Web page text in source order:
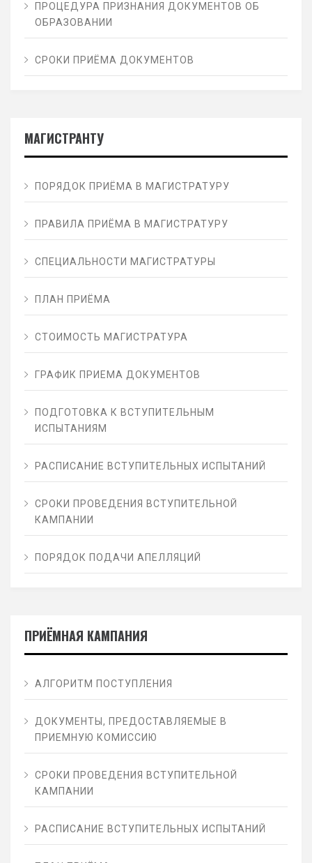
ПРОЦЕДУРА ПРИЗНАНИЯ ДОКУМЕНТОВ ОБ
ОБРАЗОВАНИИ
СРОКИ ПРИЁМА ДОКУМЕНТОВ
МАГИСТРАНТУ
ПОРЯДОК ПРИЁМА В МАГИСТРАТУРУ
ПРАВИЛА ПРИЁМА В МАГИСТРАТУРУ
СПЕЦИАЛЬНОСТИ МАГИСТРАТУРЫ
ПЛАН ПРИЁМА
СТОИМОСТЬ МАГИСТРАТУРА
ГРАФИК ПРИЕМА ДОКУМЕНТОВ
ПОДГОТОВКА К ВСТУПИТЕЛЬНЫМ
ИСПЫТАНИЯМ
РАСПИСАНИЕ ВСТУПИТЕЛЬНЫХ ИСПЫТАНИЙ
СРОКИ ПРОВЕДЕНИЯ ВСТУПИТЕЛЬНОЙ
КАМПАНИИ
ПОРЯДОК ПОДАЧИ АПЕЛЛЯЦИЙ
ПРИЁМНАЯ КАМПАНИЯ
АЛГОРИТМ ПОСТУПЛЕНИЯ
ДОКУМЕНТЫ, ПРЕДОСТАВЛЯЕМЫЕ В
ПРИЕМНУЮ КОМИССИЮ
СРОКИ ПРОВЕДЕНИЯ ВСТУПИТЕЛЬНОЙ
КАМПАНИИ
РАСПИСАНИЕ ВСТУПИТЕЛЬНЫХ ИСПЫТАНИЙ